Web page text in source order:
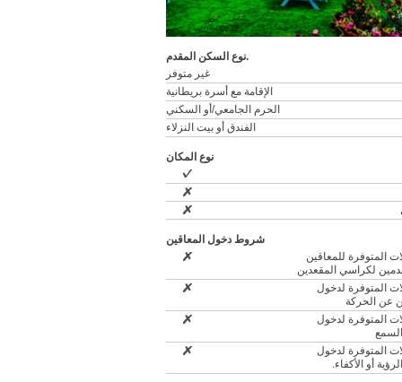
نوع السكن المقدم.
غير متوفر
الإقامة مع أسرة بريطانية
الحرم الجامعي/أو السكني
الفندق أو بيت النزلاء
نوع المكان
شروط دخول المعاقين
المتوفرة للمعاقين
لكراسي المقعدين
المتوفرة لدخول
عن الحركة
المتوفرة لدخول
المتوفرة لدخول
أو الأكفاء.